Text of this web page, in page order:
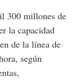
300 millones de
la capacidad
de la línea de
según